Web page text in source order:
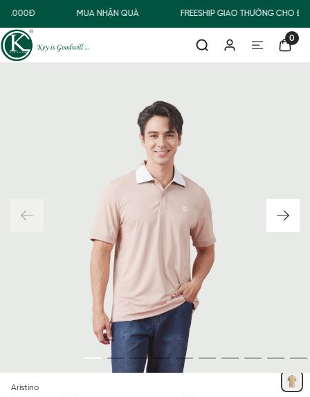
MUA NHẬN QUÀ FREESHIP GIAO THƯỜNG CHO
0
Aristino